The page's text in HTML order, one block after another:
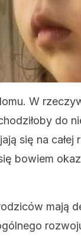
W
do
się na całej
bowiem
mają